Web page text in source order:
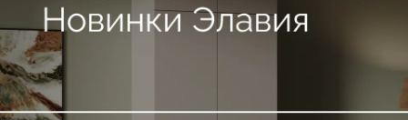
прикроватная